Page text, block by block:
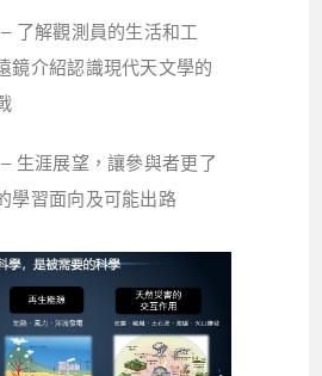
了解觀測員的生活和工
鏡介紹認識現代天文學的
生涯展望，讓參與者更了
學習面向及可能出路